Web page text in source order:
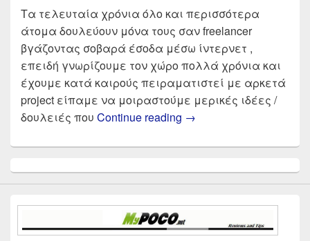
Τα τελευταία χρόνια όλο και περισσότερα
άτομα δουλεύουν μόνα τους σαν freelancer
βγάζοντας σοβαρά έσοδα μέσω ίντερνετ ,
επειδή γνωρίζουμε τον χώρο πολλά χρόνια και
έχουμε κατά καιρούς πειραματιστεί με αρκετά
project είπαμε να μοιραστούμε μερικές ιδέες /
δουλειές που Continue reading Πως θα βγάλω λεφτά
→
Sidebar
Widget